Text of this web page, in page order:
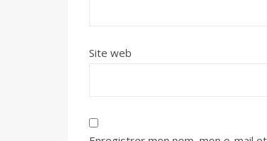
Site web